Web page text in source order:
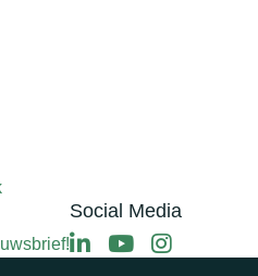
Social Media